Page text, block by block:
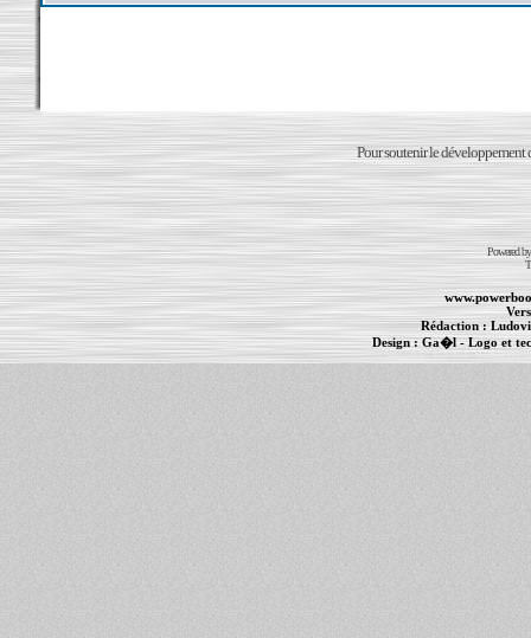
Pour soutenir le développement
Powered
Rédaction :
Design :Ga�l- Logo et
Informations :